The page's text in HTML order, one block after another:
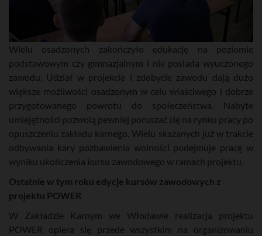
Wielu osadzonych zakończyło edukację na poziomie
podstawowym czy gimnazjalnym i nie posiada wyuczonego
zawodu. Udział w projekcie i zdobycie zawodu dają dużo
większe możliwości osadzonym w celu właściwego i dobrze
przygotowanego powrotu do społeczeństwa. Nabyte
umiejętności pozwolą pewniej poruszać się na rynku pracy po
opuszczeniu zakładu karnego. Wielu skazanych już w trakcie
odbywania kary pozbawienia wolności podejmuje pracę w
wyniku ukończenia kursu zawodowego w ramach projektu.
Ostatnie w tym roku edycje kursów zawodowych z
projektu POWER
W Zakładzie Karnym we Włodawie realizacja projektu
POWER opiera się przede wszystkim na organizowaniu